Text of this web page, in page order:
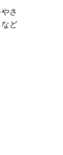
さ
ど